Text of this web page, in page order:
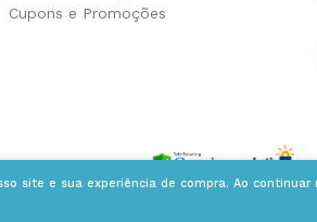
site e sua experiência de compra. Ao
Cupons e Promoções